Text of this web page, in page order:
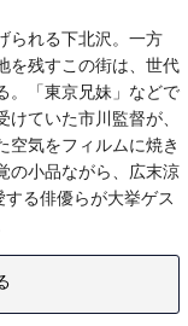
られる下北沢。一方
を残すこの街は、世代
。「東京兄妹」などで
ていた市川監督が、
空気をフィルムに焼き
の小品ながら、広末涼
る俳優らが大挙ゲス